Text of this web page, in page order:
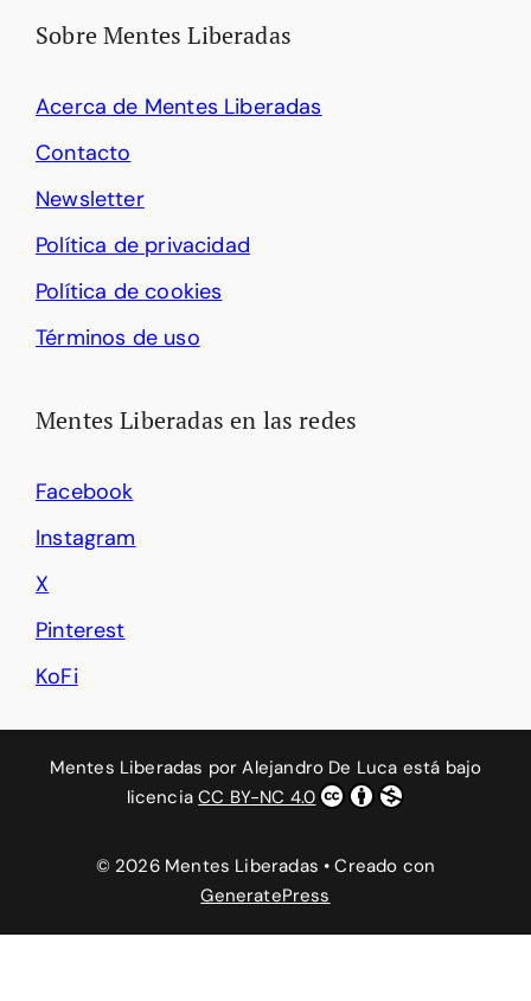
Sobre Mentes Liberadas
Acerca de Mentes Liberadas
Contacto
Newsletter
Política de privacidad
Política de cookies
Términos de uso
Mentes Liberadas en las redes
Facebook
Instagram
X
Pinterest
KoFi
Mentes Liberadas porAlejandro De Luca está bajo
licenciaCC BY-NC 4.0
© 2026 Mentes Liberadas • Creado con
GeneratePress